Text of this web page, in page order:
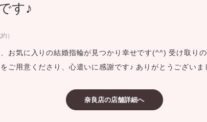
スダイヤモンド&バースストー
ーズサポート
す♪
）
お気に入りの結婚指輪が見つかり幸せです(^^) 受け取り
ご用意くださり、心遣いに感謝です♪ ありがとうございま
奈良店の店舗詳細へ